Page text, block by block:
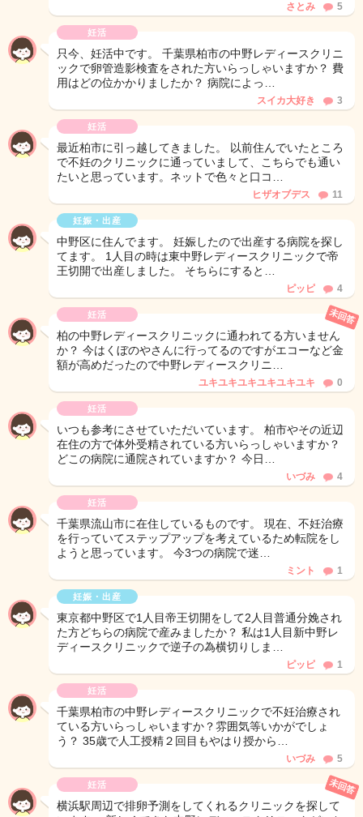
さとみ 5
妊活
只今、妊活中です。 千葉県柏市の中野レディースクリニ
ックで卵管造影検査をされた方いらっしゃいますか？ 費
用はどの位かかりましたか？ 病院によっ…
スイカ大好き 3
妊活
最近柏市に引っ越してきました。 以前住んでいたところ
で不妊のクリニックに通っていまして、こちらでも通い
たいと思っています。ネットで色々と口コ…
ヒザオブデス 11
妊娠・出産
中野区に住んでます。 妊娠したので出産する病院を探し
てます。 1人目の時は東中野レディースクリニックで帝
王切開で出産しました。 そちらにすると…
ピッピ 4
妊活
柏の中野レディースクリニックに通われてる方いません
か？ 今はくぼのやさんに行ってるのですがエコーなど金
額が高めだったので中野レディースクリニ…
未回答
ユキユキユキユキユキユキ 0
妊活
いつも参考にさせていただいています。 柏市やその近辺
在住の方で体外受精されている方いらっしゃいますか？
どこの病院に通院されていますか？ 今日…
いづみ 4
妊活
千葉県流山市に在住しているものです。 現在、不妊治療
を行っていてステップアップを考えているため転院をし
ようと思っています。 今3つの病院で迷…
ミント 1
妊娠・出産
東京都中野区で1人目帝王切開をして2人目普通分娩され
た方どちらの病院で産みましたか？ 私は1人目新中野レ
ディースクリニックで逆子の為横切りしま…
ピッピ 1
妊活
千葉県柏市の中野レディースクリニックで不妊治療され
ている方いらっしゃいますか？雰囲気等いかがでしょ
う？ 35歳で人工授精２回目もやはり授から…
いづみ 5
妊活
横浜駅周辺で排卵予測をしてくれるクリニックを探して
未回答